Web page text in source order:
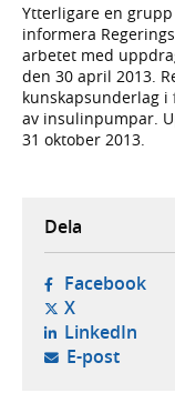
Ytterligare en grupp
informera
arbetet med
den 30 april 2013.
kunskapsunderlag i
av insulinpumpar.
31 oktober 2013.
Dela
Facebook-
X- öppnas i
LinkedIn-
E-post-